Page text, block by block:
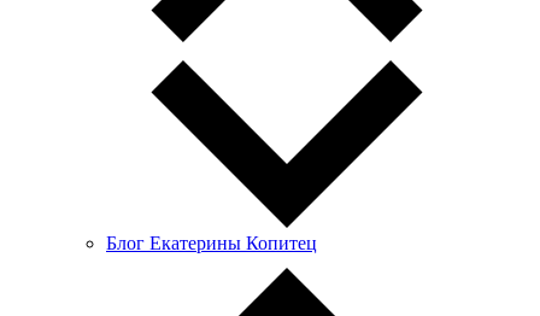
Блог Екатерины Копитец